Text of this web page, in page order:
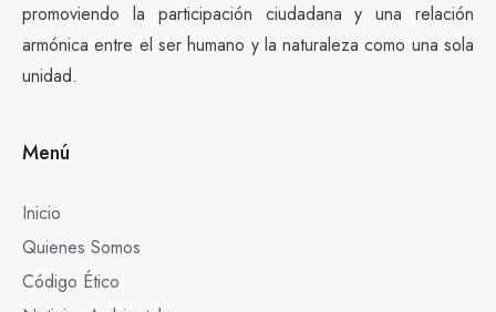
promoviendo la participación ciudadana y una relación
armónica entre el ser humano y la naturaleza como una sola
unidad.
Menú
Inicio
Quienes Somos
Código Ético